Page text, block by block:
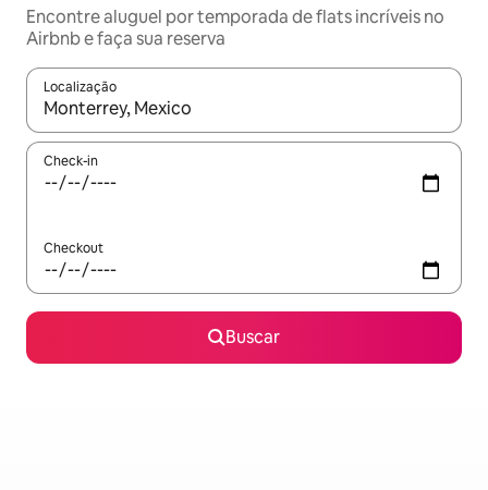
Encontre aluguel por temporada de flats incríveis no
Airbnb e faça sua reserva
Localização
Quando os resultados estiverem disponíveis, explore-os
Check-in
Checkout
Buscar